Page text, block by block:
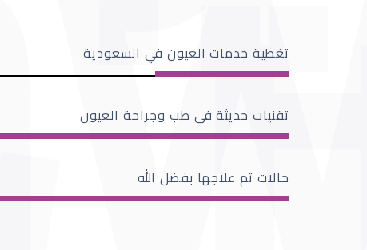
تغطية خدمات العيون في السعودية
تقنيات حديثة في طب وجراحة العيون
حالات تم علاجها بفضل الله